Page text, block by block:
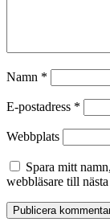
Namn *
E-postadress *
Webbplats
Spara mitt
webbläsare till